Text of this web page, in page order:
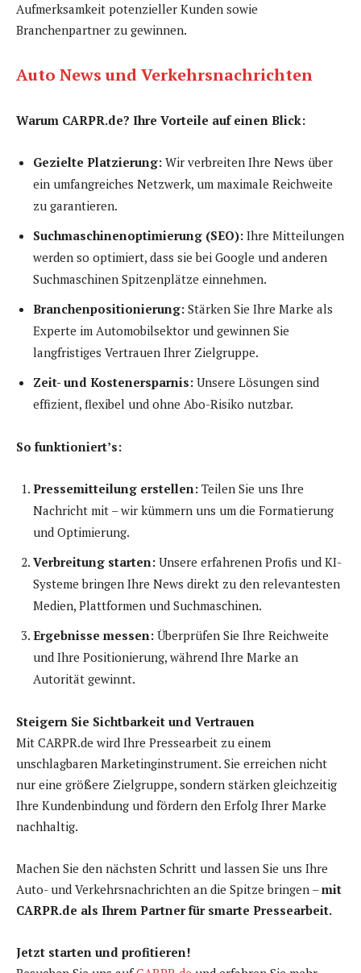
Aufmerksamkeit potenzieller Kunden sowie
Branchenpartner zu gewinnen.
Auto News und Verkehrsnachrichten
Warum CARPR.de? Ihre Vorteile auf einen Blick:
Gezielte Platzierung: Wir verbreiten Ihre News über
ein umfangreiches Netzwerk, um maximale Reichweite
zu garantieren.
Suchmaschinenoptimierung (SEO): Ihre Mitteilungen
werden so optimiert, dass sie bei Google und anderen
Suchmaschinen Spitzenplätze einnehmen.
Branchenpositionierung: Stärken Sie Ihre Marke als
Experte im Automobilsektor und gewinnen Sie
langfristiges Vertrauen Ihrer Zielgruppe.
Zeit- und Kostenersparnis: Unsere Lösungen sind
effizient, flexibel und ohne Abo-Risiko nutzbar.
So funktioniert’s:
Pressemitteilung erstellen: Teilen Sie uns Ihre
Nachricht mit – wir kümmern uns um die Formatierung
und Optimierung.
Verbreitung starten: Unsere erfahrenen Profis und KI-
Systeme bringen Ihre News direkt zu den relevantesten
Medien, Plattformen und Suchmaschinen.
Ergebnisse messen: Überprüfen Sie Ihre Reichweite
und Ihre Positionierung, während Ihre Marke an
Autorität gewinnt.
Steigern Sie Sichtbarkeit und Vertrauen
Mit CARPR.de wird Ihre Pressearbeit zu einem
unschlagbaren Marketinginstrument. Sie erreichen nicht
nur eine größere Zielgruppe, sondern stärken gleichzeitig
Ihre Kundenbindung und fördern den Erfolg Ihrer Marke
nachhaltig.
Machen Sie den nächsten Schritt und lassen Sie uns Ihre
Auto- und Verkehrsnachrichten an die Spitze bringen –mit
CARPR.de als Ihrem Partner für smarte Pressearbeit.
Jetzt starten und profitieren!